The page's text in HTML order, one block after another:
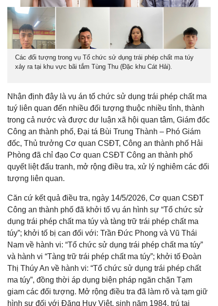
Các đối tượng trong vụ Tổ chức sử dụng trái phép chất ma túy
xảy ra tại khu vực bãi tắm Tùng Thu (Đặc khu Cát Hải).
Nhận định đây là vụ án tổ chức sử dụng trái phép chất ma
tuý liên quan đến nhiều đối tượng thuộc nhiều tỉnh, thành
trong cả nước và được dư luận xã hội quan tâm, Giám đốc
Công an thành phố, Đại tá Bùi Trung Thành – Phó Giám
đốc, Thủ trưởng Cơ quan CSĐT, Công an thành phố Hải
Phòng đã chỉ đạo Cơ quan CSĐT Công an thành phố
quyết liệt đấu tranh, mở rộng điều tra, xử lý nghiêm các đối
tượng liên quan.
Căn cứ kết quả điều tra, ngày 14/5/2026, Cơ quan CSĐT
Công an thành phố đã khởi tố vụ án hình sự “Tổ chức sử
dụng trái phép chất ma túy và tàng trữ trái phép chất ma
túy”; khởi tố bị can đối với: Trần Đức Phong và Vũ Thái
Nam về hành vi: “Tổ chức sử dụng trái phép chất ma túy”
và hành vi “Tàng trữ trái phép chất ma túy”; khởi tố Đoàn
Thị Thúy An về hành vi: “Tổ chức sử dụng trái phép chất
ma túy”, đồng thời áp dụng biện pháp ngăn chặn Tạm
giam các đối tượng. Mở rộng điều tra đã làm rõ và tạm giữ
hình sự đối với Đặng Huy Việt, sinh năm 1984, trú tại